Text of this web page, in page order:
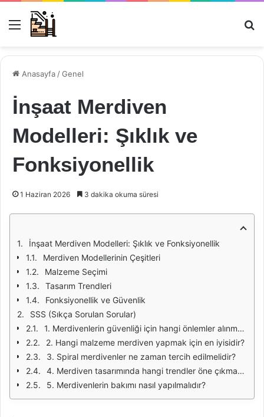
Menü
Anasayfa /Genel
İnşaat Merdiven
Modelleri: Şıklık ve
Fonksiyonellik
1 Haziran 2026 3 dakika okuma süresi
İnşaat Merdiven Modelleri: Şıklık ve Fonksiyonellik
Merdiven Modellerinin Çeşitleri
Malzeme Seçimi
Tasarım Trendleri
Fonksiyonellik ve Güvenlik
SSS (Sıkça Sorulan Sorular)
1. Merdivenlerin güvenliği için hangi önlemler alınmalıdır?
2. Hangi malzeme merdiven yapmak için en iyisidir?
3. Spiral merdivenler ne zaman tercih edilmelidir?
4. Merdiven tasarımında hangi trendler öne çıkmaktadır?
5. Merdivenlerin bakımı nasıl yapılmalıdır?